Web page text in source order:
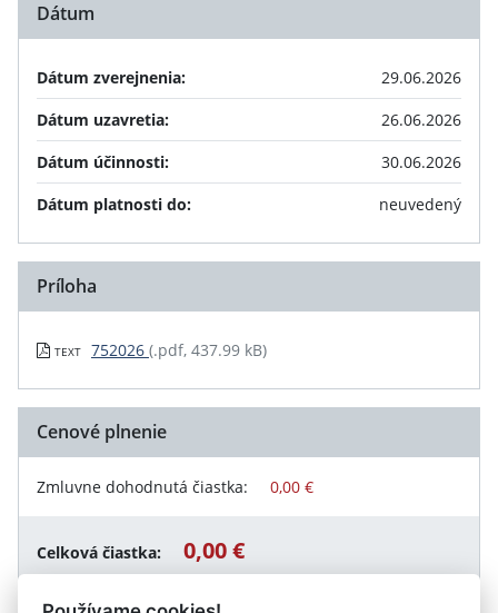
Dátum
Dátum zverejnenia:
29.06.2026
Dátum uzavretia:
26.06.2026
Dátum účinnosti:
30.06.2026
Dátum platnosti do:
neuvedený
Príloha
TEXT 752026 (.pdf, 437.99 kB)
Cenové plnenie
Zmluvne dohodnutá čiastka: 0,00 €
Celková čiastka: 0,00 €